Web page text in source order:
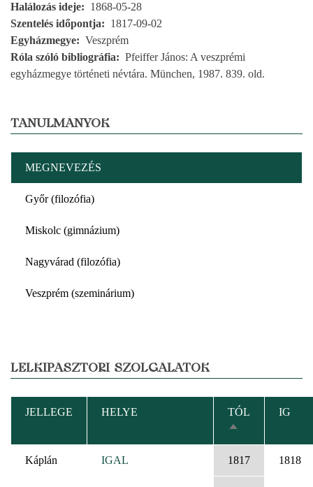
Halálozás ideje
1868-05-28
Szentelés időpontja
1817-09-02
Egyházmegye
Veszprém
Róla szóló bibliográfia
Pfeiffer János: A veszprémi
egyházmegye történeti névtára. München, 1987. 839. old.
TANULMÁNYOK
MEGNEVEZÉS
Győr (filozófia)
Miskolc (gimnázium)
Nagyvárad (filozófia)
Veszprém (szeminárium)
LELKIPÁSZTORI SZOLGÁLATOK
JELLEGE HELYE
TÓL
CSÖKKENŐ
RENDEZÉS
IG
Káplán IGAL 1817 1818